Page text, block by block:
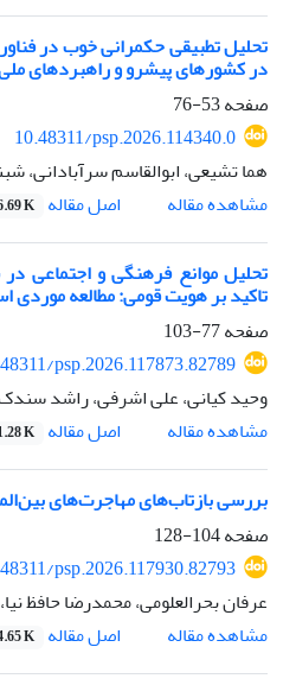
تحلیل تطبیقی حکمرانی خوب در
در کشورهای پیشرو و راهبردهای
صفحه53-76
10.48311/psp.2026.114340.0
هما تشیعی، ابوالقاسم سرآبادانی،
مشاهده مقاله
اصل مقاله K
تحلیل موانع فرهنگی و اجتماعی
تاکید بر هویت قومی: مطالعه موردی
صفحه77-103
psp.2026.117873.82789
وحید کیانی، علی اشرفی، راشد
مشاهده مقاله
اصل مقاله K
بررسی بازتاب‌های مهاجرت‌های
صفحه104-128
psp.2026.117930.82793
عرفان بحرالعلومی، محمدرضا حافظ
مشاهده مقاله
اصل مقاله K